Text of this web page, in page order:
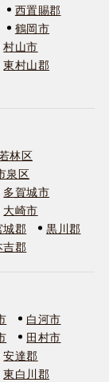
西置賜郡
鶴岡市
村山市
東村山郡
林区
泉区
多賀城市
大崎市
城郡
黒川郡
吉郡
白河市
田村市
安達郡
東白川郡